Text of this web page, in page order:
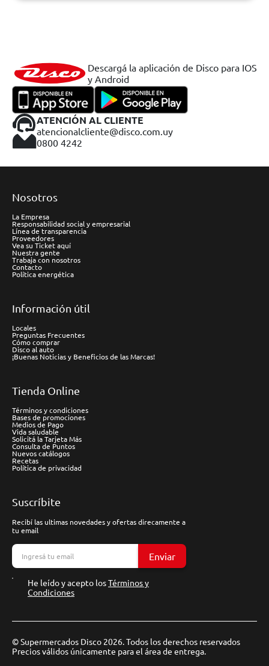
Descargá la aplicación de Disco para IOS
y Android
ATENCIÓN AL CLIENTE
atencionalcliente@disco.com.uy
0800 4242
Nosotros
La Empresa
Responsabilidad social y empresarial
Línea de transparencia
Proveedores
Vea su Ticket aquí
Nuestra gente
Trabaja con nosotros
Contacto
Política energética
Información útil
Locales
Preguntas Frecuentes
Cómo comprar
Disco al auto
¡Buenas Noticias y Beneficios de las Marcas!
Tienda Online
Términos y condiciones
Bases de promociones
Medios de Pago
Vida saludable
Solicitá la Tarjeta Más
Consulta de Puntos
Nuevos catálogos
Recetas
Política de privacidad
Suscríbite
Recibí las ultimas novedades y ofertas direcamente a
tu email
Enviar
He leído y acepto losTérminos y
Condiciones
© Supermercados Disco 2026. Todos los derechos reservados
Precios válidos únicamente para el área de entrega.